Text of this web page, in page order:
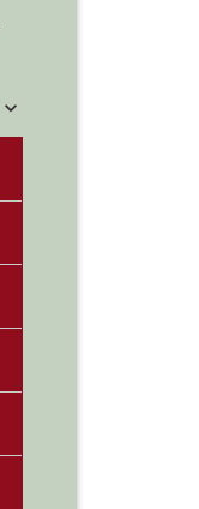
keyboard_arrow_down